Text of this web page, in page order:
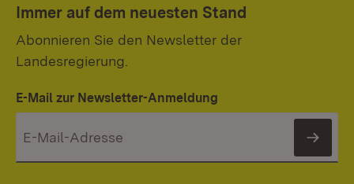
Immer auf dem neuesten Stand
Abonnieren Sie den Newsletter der
Landesregierung.
E-Mail zur Newsletter-Anmeldung